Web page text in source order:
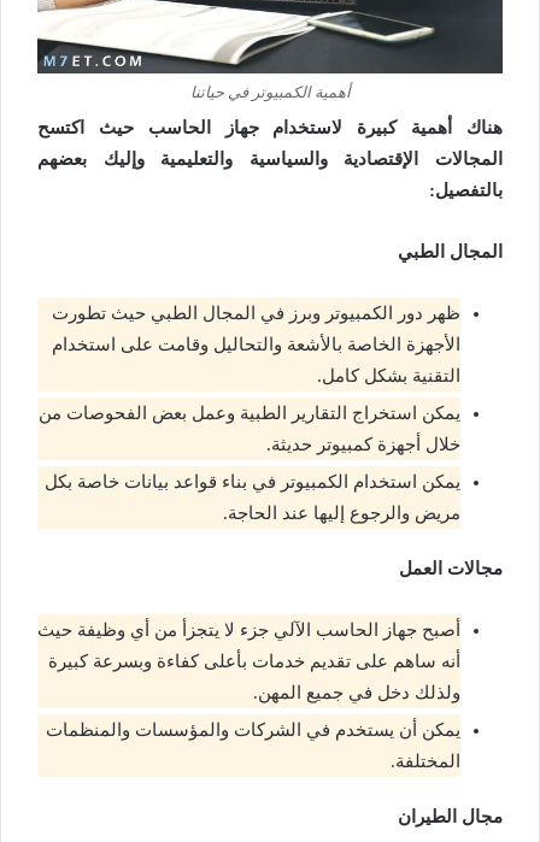
أهمية الكمبيوتر في حياتنا
هناك أهمية كبيرة لاستخدام جهاز الحاسب حيث اكتسح
المجالات الإقتصادية والسياسية والتعليمية وإليك بعضهم
بالتفصيل:
المجال الطبي
ظهر دور الكمبيوتر وبرز في المجال الطبي حيث تطورت
الأجهزة الخاصة بالأشعة والتحاليل وقامت على استخدام
التقنية بشكل كامل.
يمكن استخراج التقارير الطبية وعمل بعض الفحوصات من
خلال أجهزة كمبيوتر حديثة.
يمكن استخدام الكمبيوتر في بناء قواعد بيانات خاصة بكل
مريض والرجوع إليها عند الحاجة.
مجالات العمل
أصبح جهاز الحاسب الآلي جزء لا يتجزأ من أي وظيفة حيث
أنه ساهم على تقديم خدمات بأعلى كفاءة وبسرعة كبيرة
ولذلك دخل في جميع المهن.
يمكن أن يستخدم في الشركات والمؤسسات والمنظمات
المختلفة.
مجال الطيران